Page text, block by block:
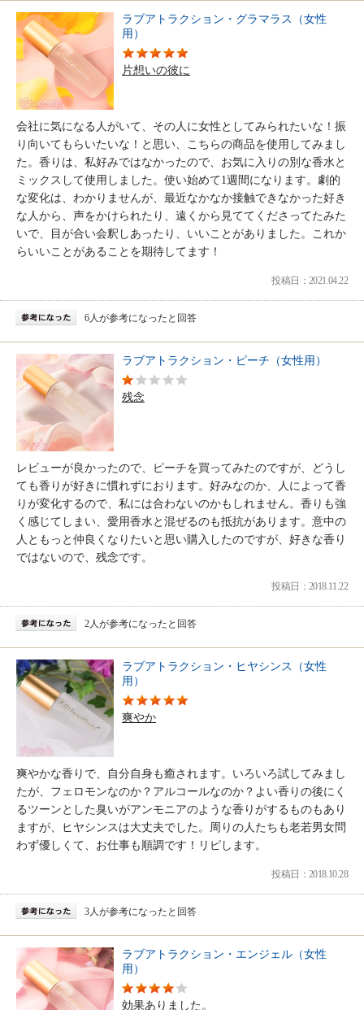
ラブアトラクション・グラマラス（女性
用）
片想いの彼に
会社に気になる人がいて、その人に女性としてみられたいな！振
り向いてもらいたいな！と思い、こちらの商品を使用してみまし
た。香りは、私好みではなかったので、お気に入りの別な香水と
ミックスして使用しました。使い始めて1週間になります。劇的
な変化は、わかりませんが、最近なかなか接触できなかった好き
な人から、声をかけられたり、遠くから見ててくださってたみた
いで、目が合い会釈しあったり、いいことがありました。これか
らいいことがあることを期待してます！
投稿日：2021.04.22
6人が参考になったと回答
ラブアトラクション・ピーチ（女性用）
残念
レビューが良かったので、ピーチを買ってみたのですが、どうし
ても香りが好きに慣れずにおります。好みなのか、人によって香
りが変化するので、私には合わないのかもしれません。香りも強
く感じてしまい、愛用香水と混ぜるのも抵抗があります。意中の
人ともっと仲良くなりたいと思い購入したのですが、好きな香り
ではないので、残念です。
投稿日：2018.11.22
2人が参考になったと回答
ラブアトラクション・ヒヤシンス（女性
用）
爽やか
爽やかな香りで、自分自身も癒されます。いろいろ試してみまし
たが、フェロモンなのか？アルコールなのか？よい香りの後にく
るツーンとした臭いがアンモニアのような香りがするものもあり
ますが、ヒヤシンスは大丈夫でした。周りの人たちも老若男女問
わず優しくて、お仕事も順調です！リピします。
投稿日：2018.10.28
3人が参考になったと回答
ラブアトラクション・エンジェル（女性
用）
効果ありました。